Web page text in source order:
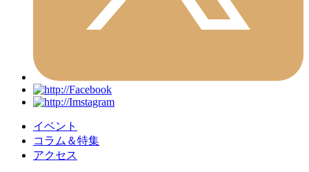
イベント
コラム＆特集
アクセス